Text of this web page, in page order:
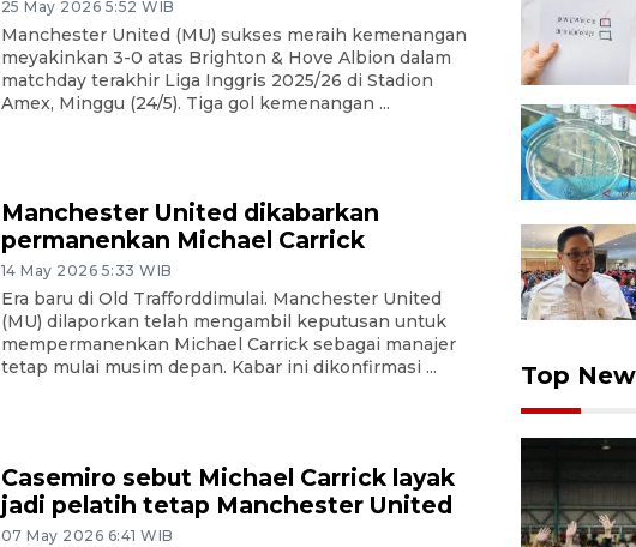
25 May 2026 5:52 WIB
Manchester United (MU) sukses meraih kemenangan
meyakinkan 3-0 atas Brighton & Hove Albion dalam
matchday terakhir Liga Inggris 2025/26 di Stadion
Amex, Minggu (24/5). Tiga gol kemenangan ...
Manchester United dikabarkan
permanenkan Michael Carrick
14 May 2026 5:33 WIB
Era baru di Old Trafforddimulai. Manchester United
(MU) dilaporkan telah mengambil keputusan untuk
mempermanenkan Michael Carrick sebagai manajer
tetap mulai musim depan. Kabar ini dikonfirmasi ...
Casemiro sebut Michael Carrick layak
jadi pelatih tetap Manchester United
07 May 2026 6:41 WIB
Top